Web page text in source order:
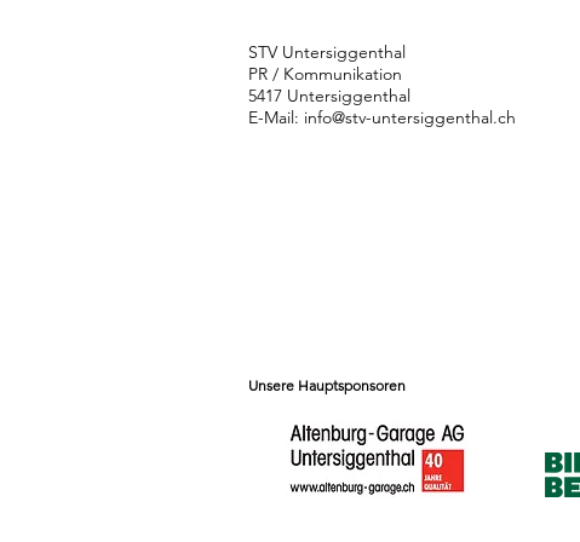
STV Untersiggenthal
PR / Kommunikation
5417 Untersiggenthal
E-Mail: info@stv-untersiggenthal.ch
Unsere Hauptsponsoren